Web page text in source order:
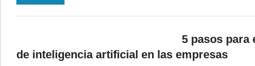
5 pasos para
de inteligencia artificial en las empresas